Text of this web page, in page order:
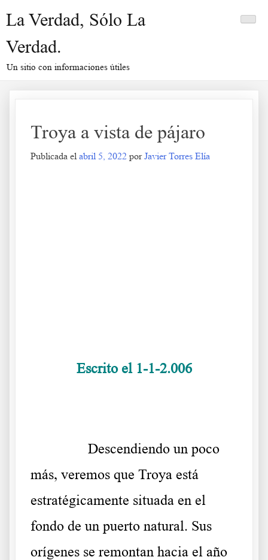
La Verdad, Sólo La
Verdad.
Un sitio con informaciones útiles
Troya a vista de pájaro
Publicada el abril 5, 2022 porJavier Torres Elía
Escrito el 1-1-2.006
Descendiendo un poco
más, veremos que Troya está
estratégicamente situada en el
fondo de un puerto natural. Sus
orígenes se remontan hacia el año